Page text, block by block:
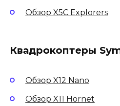
Обзор X5C Explorers
Квадрокоптеры
Обзор X12 Nano
Обзор X11 Hornet